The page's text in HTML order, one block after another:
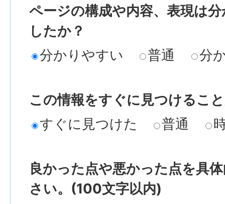
ページの構成や内容、表現は
したか？
分かりやすい
普通 分
この情報をすぐに見つけるこ
すぐに見つけた
普通
良かった点や悪かった点を具
さい。(100文字以内)